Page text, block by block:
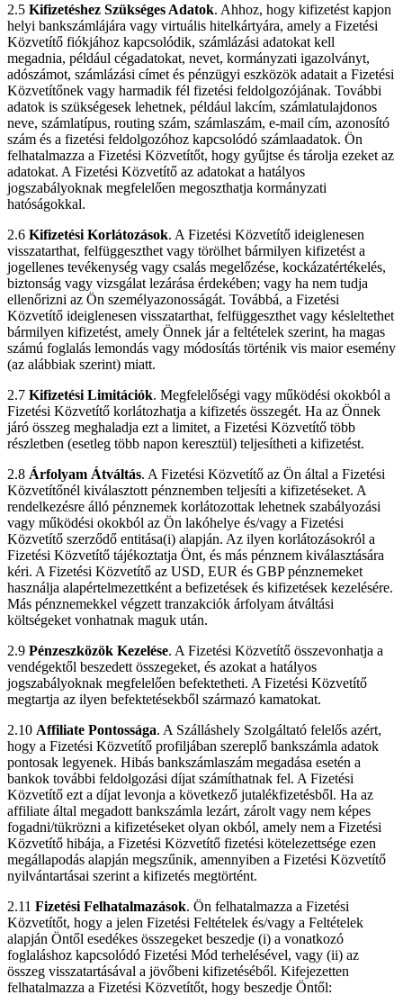
2.5 Kifizetéshez Szükséges Adatok. Ahhoz, hogy kifizetést kapjon
helyi bankszámlájára vagy virtuális hitelkártyára, amely a Fizetési
Közvetítő fiókjához kapcsolódik, számlázási adatokat kell
megadnia, például cégadatokat, nevet, kormányzati igazolványt,
adószámot, számlázási címet és pénzügyi eszközök adatait a Fizetési
Közvetítőnek vagy harmadik fél fizetési feldolgozójának. További
adatok is szükségesek lehetnek, például lakcím, számlatulajdonos
neve, számlatípus, routing szám, számlaszám, e-mail cím, azonosító
szám és a fizetési feldolgozóhoz kapcsolódó számlaadatok. Ön
felhatalmazza a Fizetési Közvetítőt, hogy gyűjtse és tárolja ezeket az
adatokat. A Fizetési Közvetítő az adatokat a hatályos
jogszabályoknak megfelelően megoszthatja kormányzati
hatóságokkal.
2.6 Kifizetési Korlátozások. A Fizetési Közvetítő ideiglenesen
visszatarthat, felfüggeszthet vagy törölhet bármilyen kifizetést a
jogellenes tevékenység vagy csalás megelőzése, kockázatértékelés,
biztonság vagy vizsgálat lezárása érdekében; vagy ha nem tudja
ellenőrizni az Ön személyazonosságát. Továbbá, a Fizetési
Közvetítő ideiglenesen visszatarthat, felfüggeszthet vagy késleltethet
bármilyen kifizetést, amely Önnek jár a feltételek szerint, ha magas
számú foglalás lemondás vagy módosítás történik vis maior esemény
(az alábbiak szerint) miatt.
2.7 Kifizetési Limitációk. Megfelelőségi vagy működési okokból a
Fizetési Közvetítő korlátozhatja a kifizetés összegét. Ha az Önnek
járó összeg meghaladja ezt a limitet, a Fizetési Közvetítő több
részletben (esetleg több napon keresztül) teljesítheti a kifizetést.
2.8 Árfolyam Átváltás. A Fizetési Közvetítő az Ön által a Fizetési
Közvetítőnél kiválasztott pénznemben teljesíti a kifizetéseket. A
rendelkezésre álló pénznemek korlátozottak lehetnek szabályozási
vagy működési okokból az Ön lakóhelye és/vagy a Fizetési
Közvetítő szerződő entitása(i) alapján. Az ilyen korlátozásokról a
Fizetési Közvetítő tájékoztatja Önt, és más pénznem kiválasztására
kéri. A Fizetési Közvetítő az USD, EUR és GBP pénznemeket
használja alapértelmezettként a befizetések és kifizetések kezelésére.
Más pénznemekkel végzett tranzakciók árfolyam átváltási
költségeket vonhatnak maguk után.
2.9 Pénzeszközök Kezelése. A Fizetési Közvetítő összevonhatja a
vendégektől beszedett összegeket, és azokat a hatályos
jogszabályoknak megfelelően befektetheti. A Fizetési Közvetítő
megtartja az ilyen befektetésekből származó kamatokat.
2.10 Affiliate Pontossága. A Szálláshely Szolgáltató felelős azért,
hogy a Fizetési Közvetítő profiljában szereplő bankszámla adatok
pontosak legyenek. Hibás bankszámlaszám megadása esetén a
bankok további feldolgozási díjat számíthatnak fel. A Fizetési
Közvetítő ezt a díjat levonja a következő jutalékfizetésből. Ha az
affiliate által megadott bankszámla lezárt, zárolt vagy nem képes
fogadni/tükrözni a kifizetéseket olyan okból, amely nem a Fizetési
Közvetítő hibája, a Fizetési Közvetítő fizetési kötelezettsége ezen
megállapodás alapján megszűnik, amennyiben a Fizetési Közvetítő
nyilvántartásai szerint a kifizetés megtörtént.
2.11 Fizetési Felhatalmazások. Ön felhatalmazza a Fizetési
Közvetítőt, hogy a jelen Fizetési Feltételek és/vagy a Feltételek
alapján Öntől esedékes összegeket beszedje (i) a vonatkozó
foglaláshoz kapcsolódó Fizetési Mód terhelésével, vagy (ii) az
összeg visszatartásával a jövőbeni kifizetéséből. Kifejezetten
felhatalmazza a Fizetési Közvetítőt, hogy beszedje Öntől: